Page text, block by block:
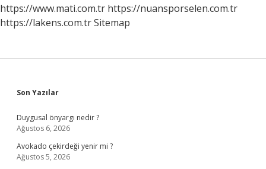
https://www.mati.com.tr https://nuansporselen.com.tr
https://lakens.com.trSitemap
Sidebar
Son Yazılar
Duygusal önyargı nedir ?
Ağustos 6, 2026
Avokado çekirdeği yenir mi ?
Ağustos 5, 2026